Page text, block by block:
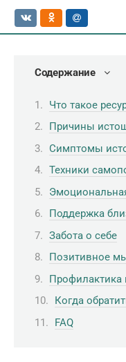
Содержание
Что такое
Причины
Симптомы
Техники
Поддержка
Забота о себе
Позитивное
Профилактика
Когда
FAQ